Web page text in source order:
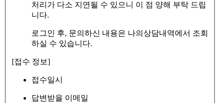
처리가 다소 지연될 수 있으니 이 점 양해 부탁 드립
니다.
로그인 후, 문의하신 내용은 나의상담내역에서 조회
하실 수 있습니다.
[접수 정보]
접수일시
답변받을 이메일